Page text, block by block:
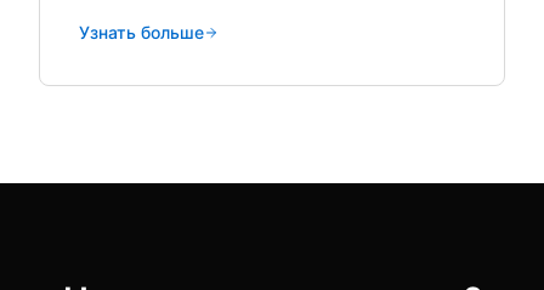
Узнать больше